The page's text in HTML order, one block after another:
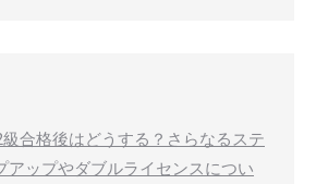
級合格後はどうする？さらなるステ
アップやダブルライセンスについ